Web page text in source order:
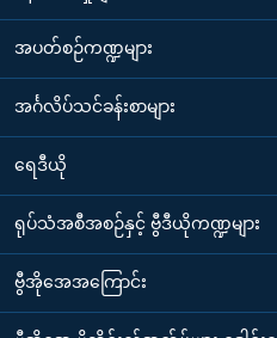
အပတ်စဉ်ကဏ္ဍများ
အင်္ဂလိပ်သင်ခန်းစာများ
ရေဒီယို
ရုပ်သံအစီအစဉ်နှင့် ဗွီဒီယိုကဏ္ဍများ
ဗွီအိုအေအကြောင်း